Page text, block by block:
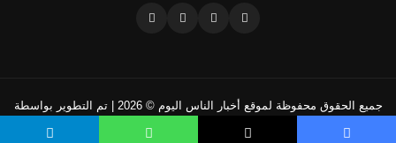
جميع الحقوق محفوظة لموقع أخبار الناس اليوم © 2026 | تم التطوير بواسطة